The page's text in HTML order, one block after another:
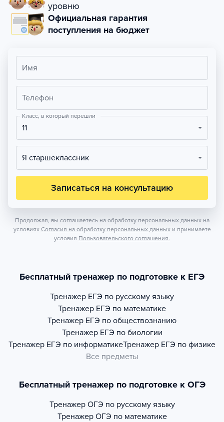
уровню
Официальная гарантия
поступления на бюджет
Имя
Телефон
Класс, в который перешли
11
Я старшеклассник
Записаться на консультацию
Продолжая, вы соглашаетесь на обработку персональных данных на
условиях Согласия на обработку персональных данных и принимаете
условия Пользовательского соглашения.
Бесплатный тренажер по подготовке к ЕГЭ
Тренажер ЕГЭ по русскому языку
Тренажер ЕГЭ по математике
Тренажер ЕГЭ по обществознанию
Тренажер ЕГЭ по биологии
Тренажер ЕГЭ по информатикеТренажер ЕГЭ по физике
Все предметы
Бесплатный тренажер по подготовке к ОГЭ
Тренажер ОГЭ по русскому языку
Тренажер ОГЭ по математике